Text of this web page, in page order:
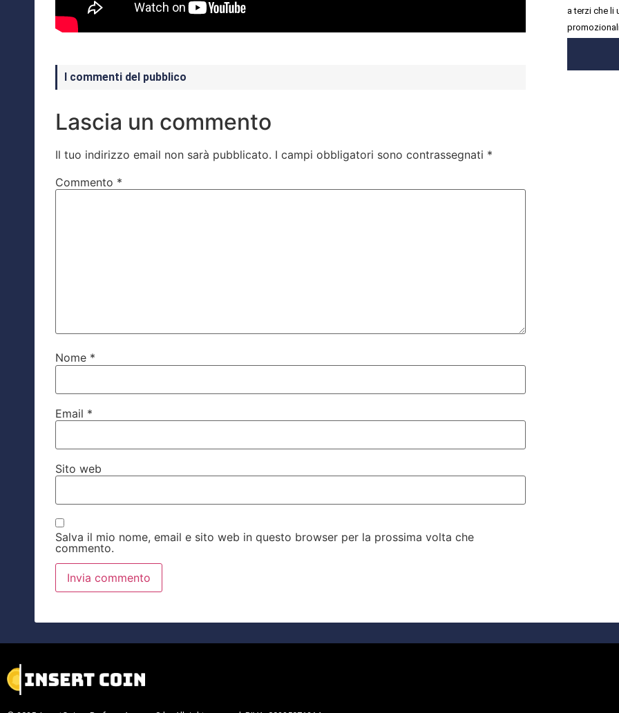
I commenti del pubblico
Lascia un commento
Il tuo indirizzo email non sarà pubblicato. I campi obbligatori sono contrassegnati *
Commento *
Nome *
Email *
Sito web
Salva il mio nome, email e sito web in questo browser per la prossima volta che
commento.
a terzi che li